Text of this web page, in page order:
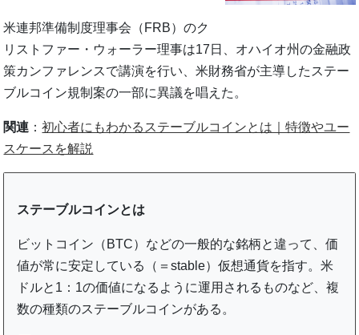
米連邦準備制度理事会（FRB）のク
リストファー・ウォーラー理事は17日、オハイオ州の金融政
策カンファレンスで講演を行い、米財務省が主導したステー
ブルコイン規制案の一部に異議を唱えた。
関連 ：初心者にもわかるステーブルコインとは｜特徴やユー
スケースを解説
ステーブルコインとは
ビットコイン（BTC）などの一般的な銘柄と違って、価
値が常に安定している（＝stable）仮想通貨を指す。米
ドルと1：1の価値になるように運用されるものなど、複
数の種類のステーブルコインがある。